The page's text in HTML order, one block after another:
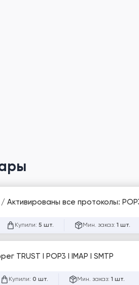
Автореги GMX / Активированы все
Купили: 5 шт. Мин. заказ: 1 шт.
TRUST I POP3 I IMAP I SMTP
Купили: 0 шт. Мин. заказ: 1 шт.